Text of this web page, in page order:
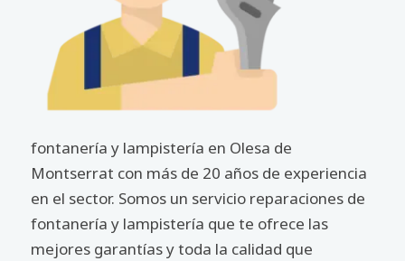
fontanería y lampistería en Olesa de
Montserrat con más de 20 años de experiencia
en el sector. Somos un servicio reparaciones de
fontanería y lampistería que te ofrece las
mejores garantías y toda la calidad que